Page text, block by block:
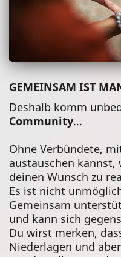
GEMEINSAM IST
Deshalb komm
Community...
Ohne Verbündete,
austauschen kannst,
deinen Wunsch zu
Es ist nicht
Gemeinsam
und kann sich
Du wirst merken,
Niederlagen und